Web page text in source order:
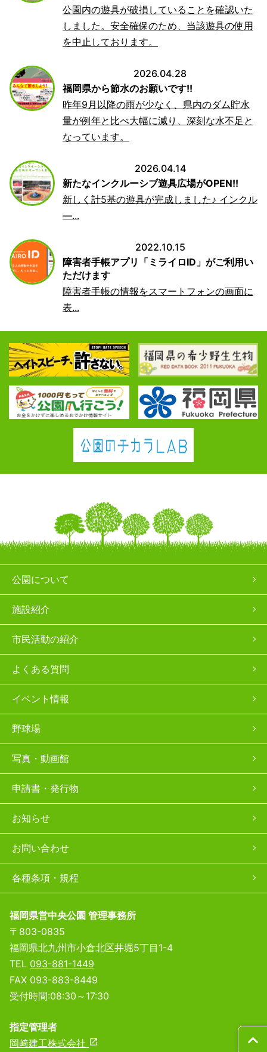
公園内の遊具が破損していることを確認いた
しました。安全確保のため、当該遊具の使用
を中止しております。
2026.04.28
福岡県から節水のお願いです!!
昨年9月以降の雨が少なく、県内のダム貯水
量が例年と比べ大幅に減り、深刻な水不足と
なっています。
2026.04.14
新たなインクルーシブ遊具広場がOPEN!!
新しく計5基の遊具が完成しました♪ インクル
―...
2022.10.15
障害者手帳アプリ「ミライロID」がご利用い
ただけます
障害者手帳の情報をスマートフォンの画面に
表...
expand_less
公園について
施設紹介
市民活動の紹介
よくある質問
イベント情報
野球場
写真・動画館
申請書・発行物
お知らせ
お問い合わせ
各種条項・規程
福岡県営中央公園 管理事務所
〒803-0835
福岡県北九州市小倉北区井堀5丁目1-4
TEL 093-881-1449
FAX 093-883-8449
受付時間:08:30～17:30
指定管理者
岡﨑建工株式会社 launch